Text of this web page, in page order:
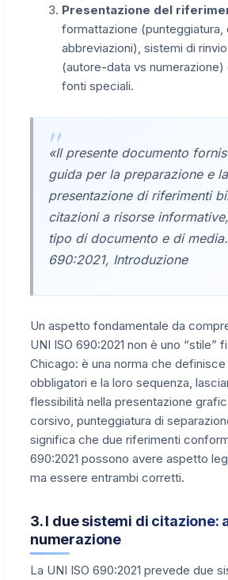
Presentazione del
formattazione (punteggiatura,
abbreviazioni), sistemi di
(autore-data vs
fonti speciali.
«Il presente documento
guida per la preparazione e la
presentazione di riferimenti
citazioni a risorse
tipo di documento e di
690:2021, Introduzione
Un aspetto fondamentale da
UNI ISO 690:2021 non è uno “stile”
Chicago: è una norma che
obbligatori e la loro sequenza,
flessibilità nella presentazione
corsivo, punteggiatura di
significa che due riferimenti
690:2021 possono avere aspetto
ma essere entrambi corretti.
3. I due sistemi di citazione:
numerazione
La UNI ISO 690:2021 prevede due